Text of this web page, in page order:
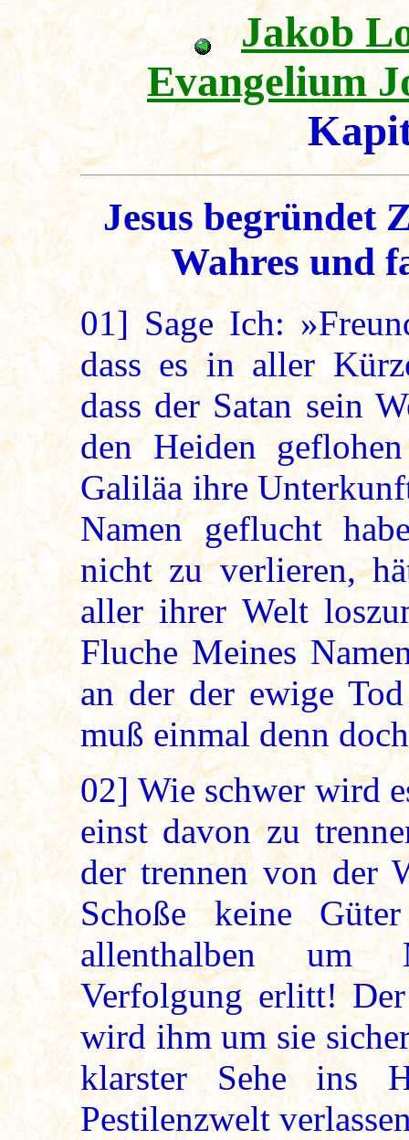
Jakob
Evangelium
Jesus begründet
Wahres und
01] Sage Ich:
dass es in aller
dass der Satan sein
den Heiden
Galiläa ihre
Namen geflucht
nicht zu verlieren,
aller ihrer Welt
Fluche Meines
an der der ewige
muß einmal denn
02] Wie schwer wird
einst davon zu
der trennen von der
Schoße keine
allenthalben um
Verfolgung erlitt!
wird ihm um sie
klarster Sehe ins
Pestilenzwelt